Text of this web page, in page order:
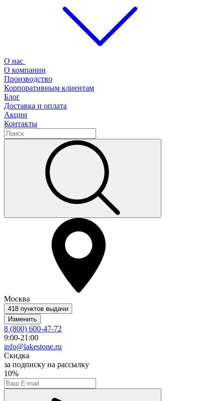
О нас
О компании
Производство
Корпоративным клиентам
Блог
Доставка и оплата
Акции
Контакты
Москва
418 пунктов выдачи
Изменить
8 (800) 600-47-72
9:00-21:00
info@lakestone.ru
Скидка
за подписку на рассылку
10%